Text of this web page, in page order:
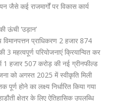
जैसे कई राजमार्गों पर विकास कार्य
ऊंची ‘उड़ान’
विमानपत्तन प्राधिकरण 2 हजार 874
महत्वपूर्ण परियोजनाएं क्रियान्वित कर
1 हजार 507 करोड़ की नई ग्रीनफील्ड
को अगस्त 2025 में स्वीकृति मिली
होने का लक्ष्य निर्धारित किया गया
क्षेत्र के लिए ऐतिहासिक उपलब्धि